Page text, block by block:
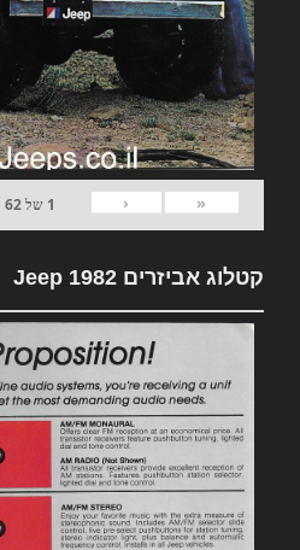
«
‹
1 של62
קטלוג אביזרים 1982 Jeep